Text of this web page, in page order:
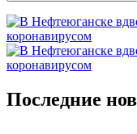
Последние